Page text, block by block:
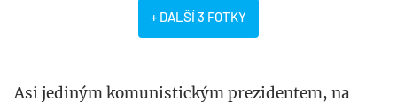
+ DALŠÍ 3 FOTKY
Asi jediným komunistickým prezidentem, na